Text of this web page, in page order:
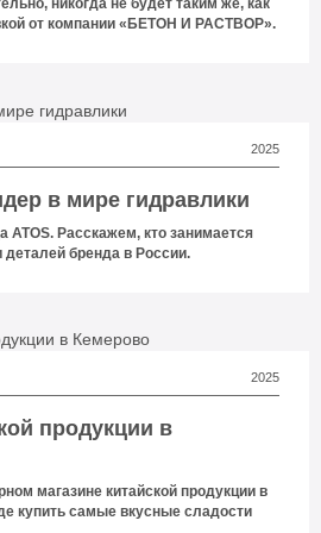
от компании «БЕТОН И РАСТВОР».
2025
в мире гидравлики
ATOS. Расскажем, кто занимается
деталей бренда в России.
2025
продукции в
магазине китайской продукции в
купить самые вкусные сладости